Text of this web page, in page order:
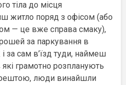
тіла до місця
житло поряд з офісом (або
— це вже справа смаку),
за паркування в
за сам в’їзд туди, наймеш
які грамотно розпланують
Зрештою, люди винайшли